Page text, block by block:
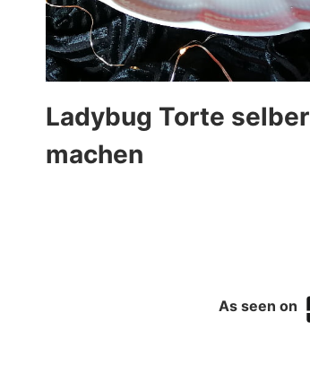
Ladybug Torte selber
machen
As seen on